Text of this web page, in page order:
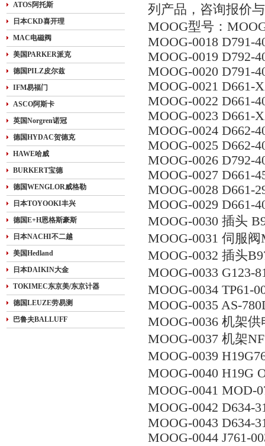
ATOS阿托斯
日本CKD喜开理
MAC电磁阀
美国PARKER派克
德国PILZ皮尔兹
IFM易福门
ASCO阿斯卡
英国Norgren诺冠
德国HYDAC贺德克
HAWE哈威
BURKERT宝德
德国WENGLOR威格勒
日本TOYOOKI丰兴
德国E+H恩格斯豪斯
日本NACHI不二越
美国Hedland
日本DAIKIN大金
TOKIMEC东京美/东京计器
德国LEUZE劳易测
巴鲁夫BALLUFF
列产品，咨询报价
MOOG型号：
MOOG-0018 D791-
MOOG-0019 D792-
MOOG-0020 D791-
MOOG-0021 D661-
MOOG-0022 D661-
MOOG-0023 D661-
MOOG-0024 D662-
MOOG-0025 D662-
MOOG-0026 D792-
MOOG-0027 D661-
MOOG-0028 D661-
MOOG-0029 D661-
MOOG-0030 插头
MOOG-0031 伺服阀
MOOG-0032 插头
MOOG-0033 G123-
MOOG-0034 TP61-
MOOG-0035 AS-
MOOG-0036 机架供
MOOG-0037 机架
MOOG-0039
MOOG-0040 H19G
MOOG-0041 MOD-
MOOG-0042 D634-
MOOG-0043 D634-
MOOG-0044 J761-